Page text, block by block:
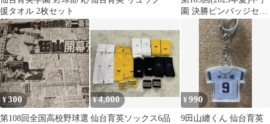
援タオル 2枚セット
園 決勝ピンバッジセッ
ト 慶應義塾vs仙台育英
¥300
第108回全国高校野球選
¥4,000
仙台育英ソックス6品
¥990
9田山纏くん 仙台育英